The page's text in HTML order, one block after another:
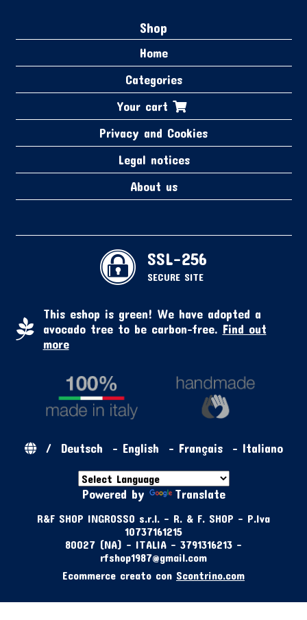
Shop
Home
Categories
Your cart
Privacy and Cookies
Legal notices
About us
SSL-256
SECURE SITE
This eshop is green! We have adopted a
avocado tree to be carbon-free. Find out
more
/ Deutsch - English - Français- Italiano
Powered by Translate
R&F SHOP INGROSSO s.r.l. - R. & F. SHOP - P.Iva
10737161215
80027 (NA) - ITALIA - 3791316213 -
rfshop1987@gmail.com
Ecommerce creato con Scontrino.com